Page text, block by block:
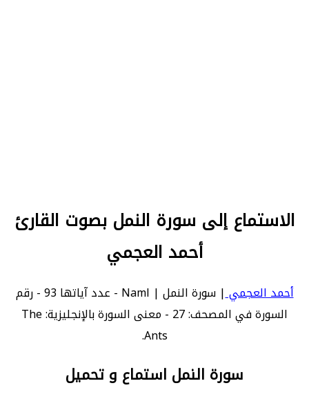
الاستماع إلى سورة النمل بصوت القارئ
أحمد العجمي
أحمد العجمي
| سورة النمل | Naml - عدد آياتها 93 - رقم
السورة في المصحف: 27 - معنى السورة بالإنجليزية: The
Ants.
سورة النمل استماع و تحميل